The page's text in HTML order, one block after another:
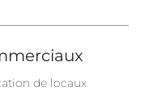
de locaux